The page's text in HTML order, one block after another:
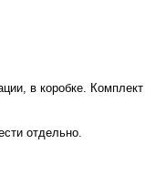
в коробке. Комплект
отдельно.